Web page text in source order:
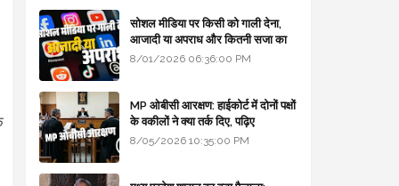
सोशल मीडिया पर किसी को गाली देना,
आजादी या अपराध और कितनी सजा का
प्रावधान - free legal advice
8/01/2026 06:36:00 PM
MP ओबीसी आरक्षण: हाईकोर्ट में दोनों पक्षों
के वकीलों ने क्या तर्क दिए, पढ़िए
8/05/2026 10:35:00 PM